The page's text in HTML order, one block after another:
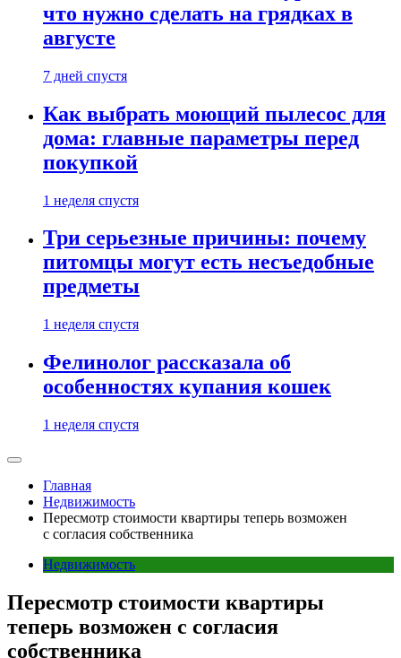
что нужно сделать на грядках в
августе
7 дней спустя
Как выбрать моющий пылесос для
дома: главные параметры перед
покупкой
1 неделя спустя
Три серьезные причины: почему
питомцы могут есть несъедобные
предметы
1 неделя спустя
Фелинолог рассказала об
особенностях купания кошек
1 неделя спустя
Главная
Недвижимость
Пересмотр стоимости квартиры теперь возможен
с согласия собственника
Недвижимость
Пересмотр стоимости квартиры
теперь возможен с согласия
собственника